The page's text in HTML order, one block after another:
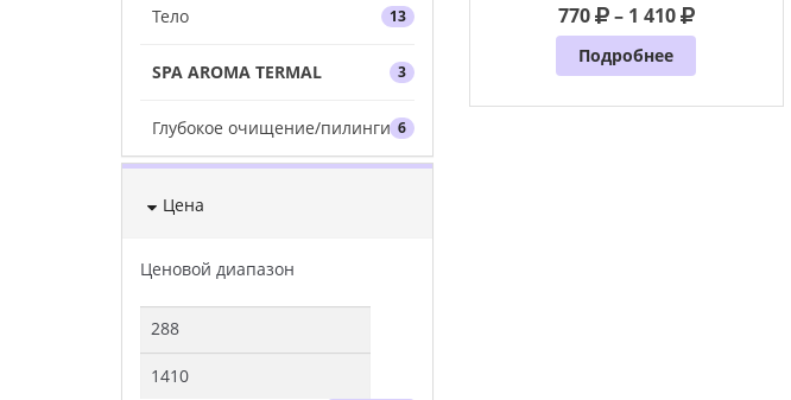
Тело 13
SPA AROMA TERMAL 3
Глубокое очищение/пилинги 6
Цена
Ценовой диапазон
770 – 1 410
Подробнее